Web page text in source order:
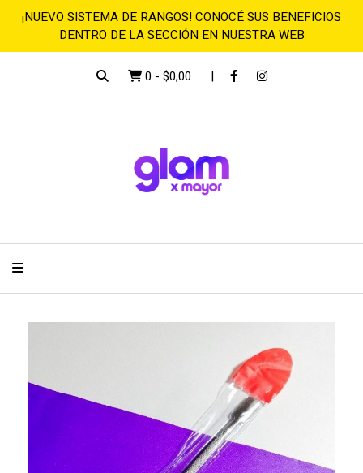
¡NUEVO SISTEMA DE RANGOS! CONOCÉ SUS BENEFICIOS
DENTRO DE LA SECCIÓN EN NUESTRA WEB
0 - $0,00